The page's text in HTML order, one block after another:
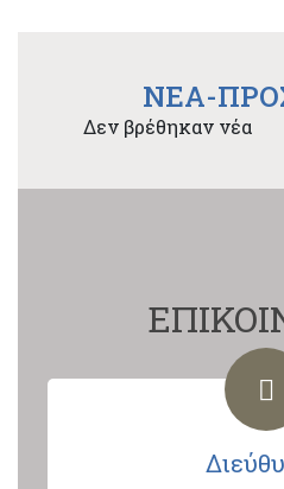
NEA-
Δεν βρέθηκαν νέα